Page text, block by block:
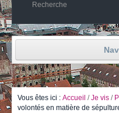
Accueil
Vie politique
Vous êtes ici : Accueil /Je vis /
volontés en matière de